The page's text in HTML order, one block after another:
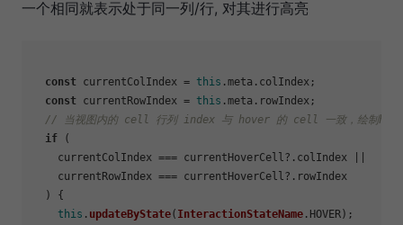
一个相同就表示处于同一列/行, 对其进行高亮
const currentColIndex = this .meta . colIndex ;
const currentRowIndex = this .meta . rowIndex ;
// 当视图内的 cell 行列 index 与 hover 的 cell 一致，绘制hover
if (
    currentColIndex === currentHoverCell?.
colIndex
    currentRowIndex === currentHoverCell?.
rowIndex
  ) {
this . updateByState( InteractionStateName . HOVER );